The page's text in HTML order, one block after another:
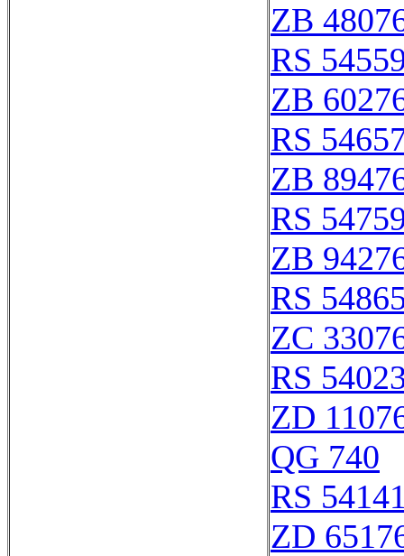
ZB
RS
ZB
RS
ZB
RS
ZB
RS
ZC
RS
ZD
QG 740
RS
ZD